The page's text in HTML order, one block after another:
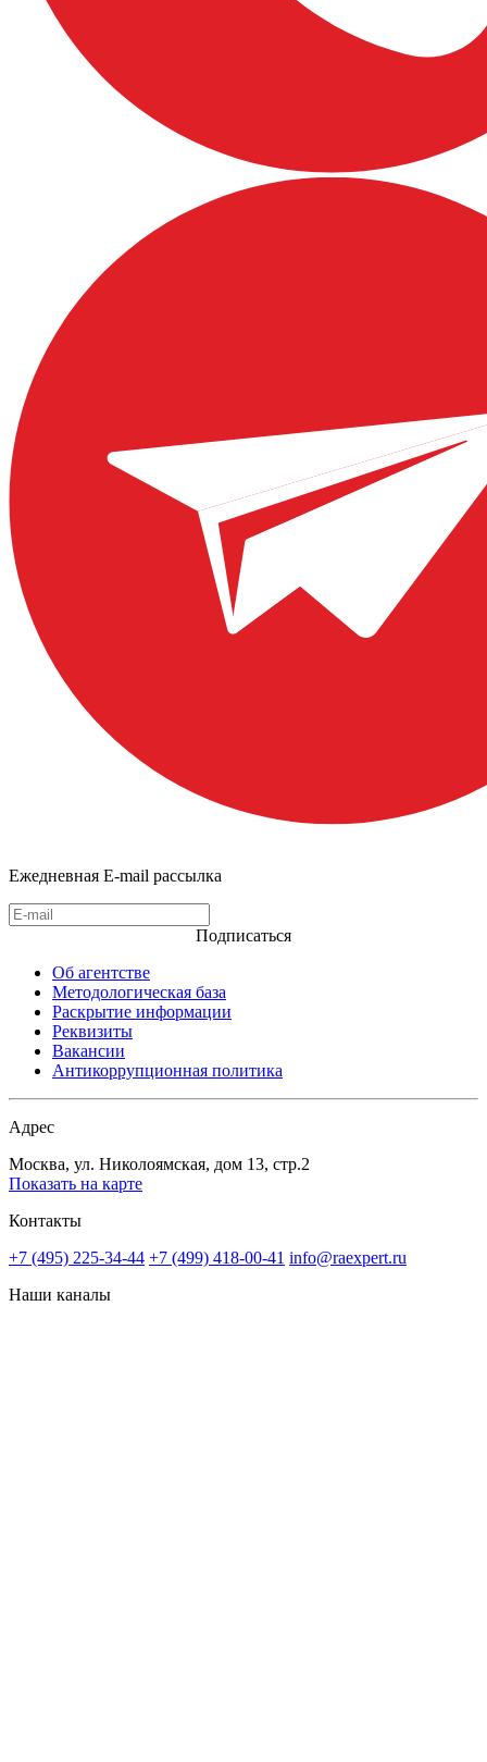
Ежедневная E-mail рассылка
Подписаться
Об агентстве
Методологическая база
Раскрытие информации
Реквизиты
Вакансии
Антикоррупционная политика
Адрес
Москва, ул. Николоямская, дом 13, стр.2
Показать на карте
Контакты
+7 (495) 225-34-44 +7 (499) 418-00-41 info@raexpert.ru
Наши каналы